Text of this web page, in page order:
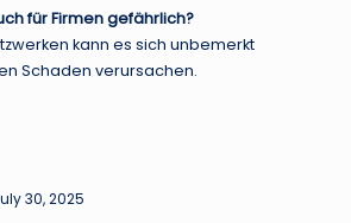
für Firmen gefährlich?
kann es sich unbemerkt
Schaden verursachen.
30, 2025